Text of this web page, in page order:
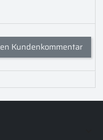
Kundenkommentar